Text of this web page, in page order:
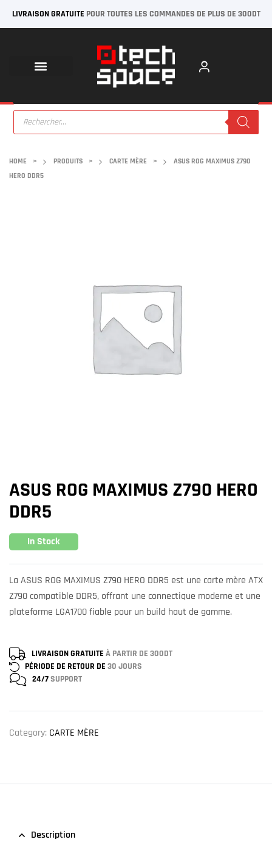
LIVRAISON GRATUITE POUR TOUTES LES COMMANDES DE PLUS DE 300DT
HOME > PRODUITS > CARTE MÈRE >
ASUS ROG MAXIMUS Z790
HERO DDR5
ASUS ROG MAXIMUS Z790 HERO
DDR5
In Stock
La ASUS ROG MAXIMUS Z790 HERO DDR5 est une carte mère ATX
Z790 compatible DDR5, offrant une connectique moderne et une
plateforme LGA1700 fiable pour un build haut de gamme.
LIVRAISON GRATUITE À PARTIR DE 300DT
PÉRIODE DE RETOUR DE 30 JOURS
24/7SUPPORT
Category: CARTE MÈRE
Description